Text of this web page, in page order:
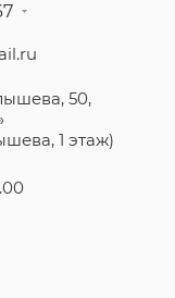
50,
1 этаж)